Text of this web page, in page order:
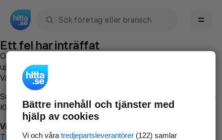
Ett fel har inträffat
Om du vill kan du
uppstod så att vi lättare och snabbare kan avhjälpa det.
Vänligen försök med följande:
Surfa till
Klicka påTillbaka-knappen i webbläsaren och försök igen
Vi beklagar besväret!
Till startsidan
Bättre innehåll och tjänster med
hjälp av cookies
Vi och våra tredjepartsleverantörer(122) samlar